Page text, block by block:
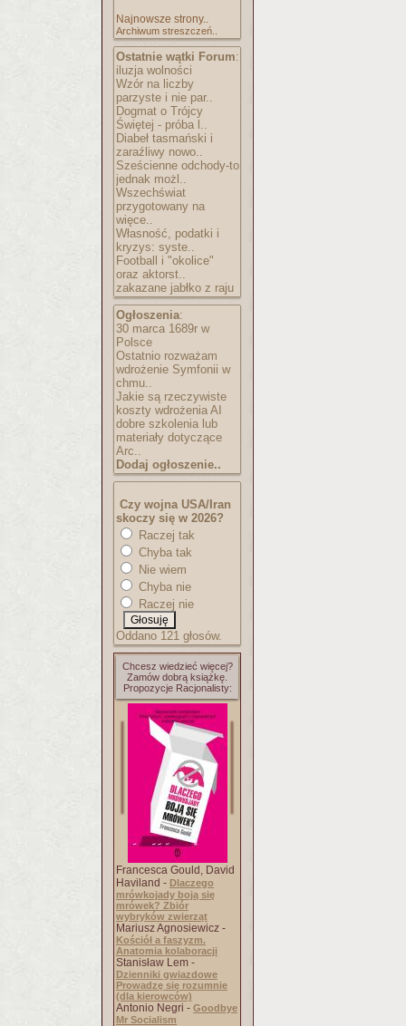
Najnowsze strony..
Archiwum streszczeń..
Ostatnie wątki Forum:
iluzja wolności
Wzór na liczby
parzyste i nie par..
Dogmat o Trójcy
Świętej - próba l..
Diabeł tasmański i
zaraźliwy nowo..
Sześcienne odchody-to
jednak możl..
Wszechświat
przygotowany na
więce..
Własność, podatki i
kryzys: syste..
Football i "okolice"
oraz aktorst..
zakazane jabłko z raju
Ogłoszenia:
30 marca 1689r w
Polsce
Ostatnio rozważam
wdrożenie Symfonii w
chmu..
Jakie są rzeczywiste
koszty wdrożenia AI
dobre szkolenia lub
materiały dotyczące
Arc..
Dodaj ogłoszenie..
Czy wojna USA/Iran
skoczy się w 2026?
Raczej tak
Chyba tak
Nie wiem
Chyba nie
Raczej nie
Oddano 121 głosów.
Chcesz wiedzieć więcej?
Zamów dobrą książkę.
Propozycje Racjonalisty:
Francesca Gould, David
Haviland - Dlaczego
mrówkojady boją się
mrówek? Zbiór
wybryków zwierząt
Mariusz Agnosiewicz -
Kościół a faszyzm.
Anatomia kolaboracji
Stanisław Lem -
Dzienniki gwiazdowe
Prowadzę się rozumnie
(dla kierowców)
Antonio Negri - Goodbye
Mr Socialism